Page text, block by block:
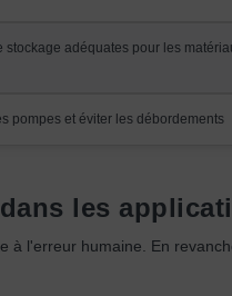
stockage adéquates pour les
pompes et éviter les débordements
les
à l'erreur humaine. En